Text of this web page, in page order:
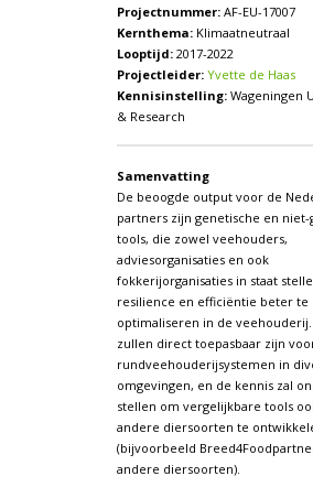
Projectnummer:AF-EU-17007
Kernthema:Klimaatneutraal
Looptijd:2017-2022
Projectleider: Yvette de Haas
Kennisinstelling:Wageningen
& Research
Samenvatting
De beoogde output voor de
partners zijn genetische en niet-
tools, die zowel veehouders,
adviesorganisaties en ook
fokkerijorganisaties in staat
resilience en efficiëntie beter te
optimaliseren in de
zullen direct toepasbaar zijn
rundveehouderijsystemen in
omgevingen, en de kennis zal
stellen om vergelijkbare tools
andere diersoorten te
(bijvoorbeeld
andere diersoorten).